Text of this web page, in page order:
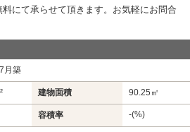
料にて承らせて頂きます。お気軽にお問合
月築
建物面積 90.25㎡
容積率 -(%)